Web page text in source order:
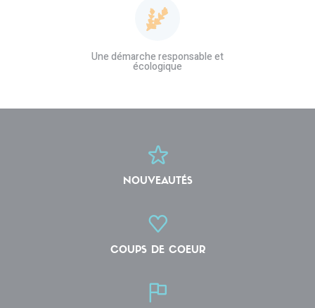
Une démarche responsable et
écologique
NOUVEAUTÉS
COUPS DE COEUR